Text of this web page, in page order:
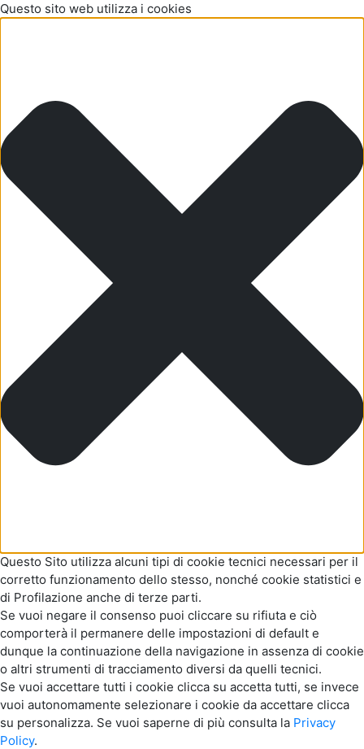
Questo sito web utilizza i cookies
Questo Sito utilizza alcuni tipi di cookie tecnici necessari per il
corretto funzionamento dello stesso, nonché cookie statistici e
di Profilazione anche di terze parti.
Se vuoi negare il consenso puoi cliccare su rifiuta e ciò
comporterà il permanere delle impostazioni di default e
dunque la continuazione della navigazione in assenza di cookie
o altri strumenti di tracciamento diversi da quelli tecnici.
Se vuoi accettare tutti i cookie clicca su accetta tutti, se invece
vuoi autonomamente selezionare i cookie da accettare clicca
su personalizza. Se vuoi saperne di più consulta la Privacy
Policy.